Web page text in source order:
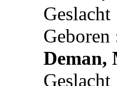
Deman,